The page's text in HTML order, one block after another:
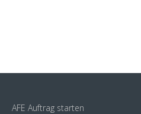
AFE Auftrag starten